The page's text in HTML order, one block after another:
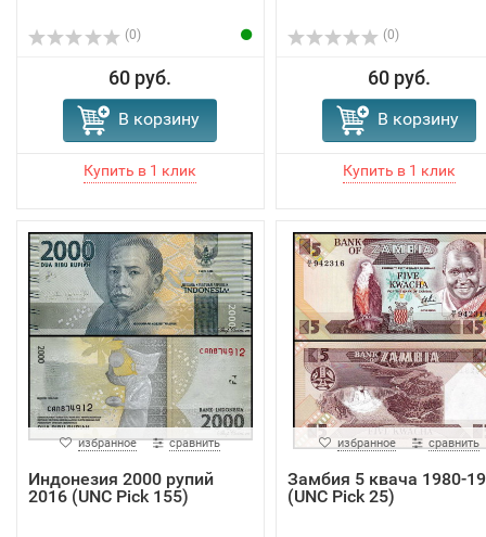
(0)
60 руб.
В корзину
(0)
60 руб.
В корзину
избранное сравнить
Индонезия 2000 рупий
2016 (UNC Pick 155)
избранное сравнить
Замбия 5 квача 1980-
(UNC Pick 25)